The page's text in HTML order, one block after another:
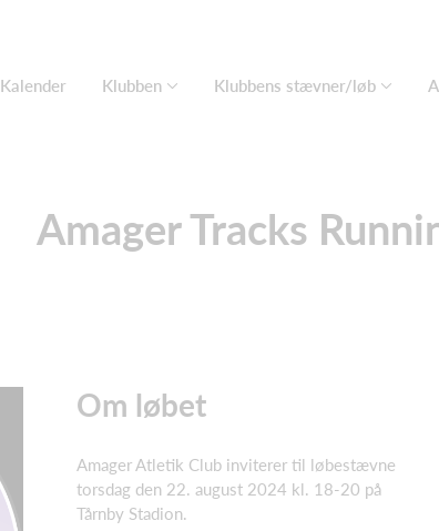
Kalender Klubben Klubbens stævner/løb
Amager Tracks
Om løbet
Amager Atletik Club inviterer til løbestævne
torsdag den 22. august 2024 kl. 18-20 på
Tårnby Stadion.